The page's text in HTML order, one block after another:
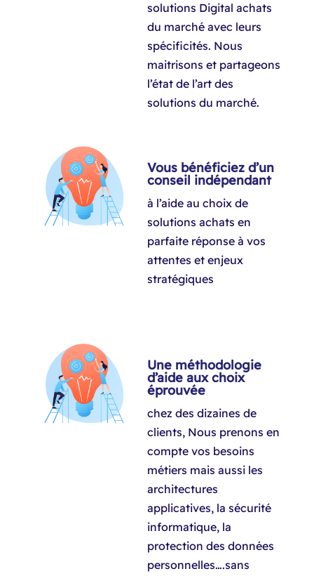
solutions Digital achats
du marché avec leurs
spécificités. Nous
maitrisons et partageons
l’état de l’art des
solutions du marché.​
Vous bénéficiez d’un
conseil indépendant
à l’aide au choix de
solutions achats en
parfaite réponse à vos
attentes et enjeux
stratégiques​
Une méthodologie
d’aide aux choix
éprouvée
chez des dizaines de
clients, Nous prenons en
compte vos besoins
métiers mais aussi les
architectures
applicatives, la sécurité
informatique, la
protection des données
personnelles….sans